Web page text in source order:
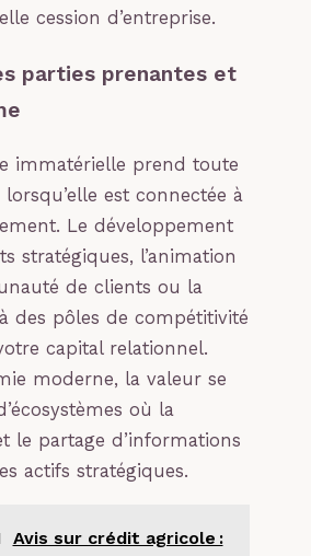
cession d’entreprise.
parties prenantes et
immatérielle prend toute
est connectée à
Le développement
stratégiques, l’animation
de clients ou la
des pôles de compétitivité
capital relationnel.
moderne, la valeur se
où la
le partage d’informations
actifs stratégiques.
Avis sur crédit agricole :